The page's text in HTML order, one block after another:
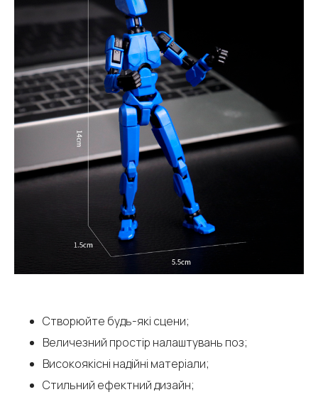
Створюйте будь-які сцени;
Величезний простір налаштувань поз;
Високоякісні надійні матеріали;
Стильний ефектний дизайн;